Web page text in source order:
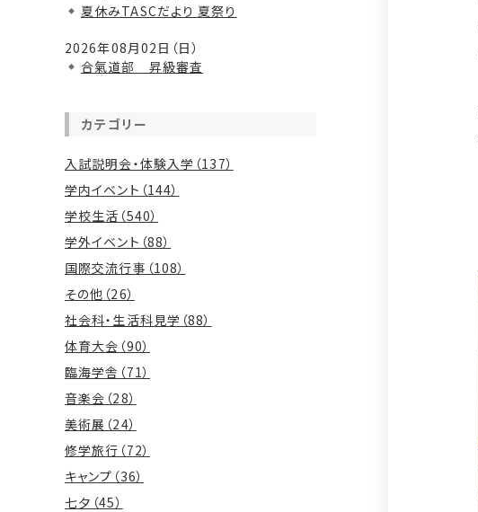
夏休みTASCだより 夏祭り
2026年08月02日（日）
合氣道部 昇級審査
カテゴリー
入試説明会・体験入学（137）
学内イベント（144）
学校生活（540）
学外イベント（88）
国際交流行事（108）
その他（26）
社会科・生活科見学（88）
体育大会（90）
臨海学舎（71）
音楽会（28）
美術展（24）
修学旅行（72）
キャンプ（36）
七夕（45）